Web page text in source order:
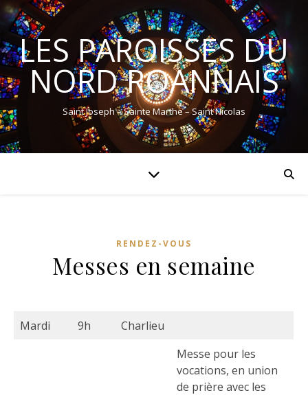
LES PAROISSES DU
NORD ROANNAIS
Saint Joseph – Sainte Marthe – Saint Nicolas
RENDEZ-VOUS
Messes en semaine
Mardi 9h Charlieu
Messe pour les
vocations, en union
de prière avec les